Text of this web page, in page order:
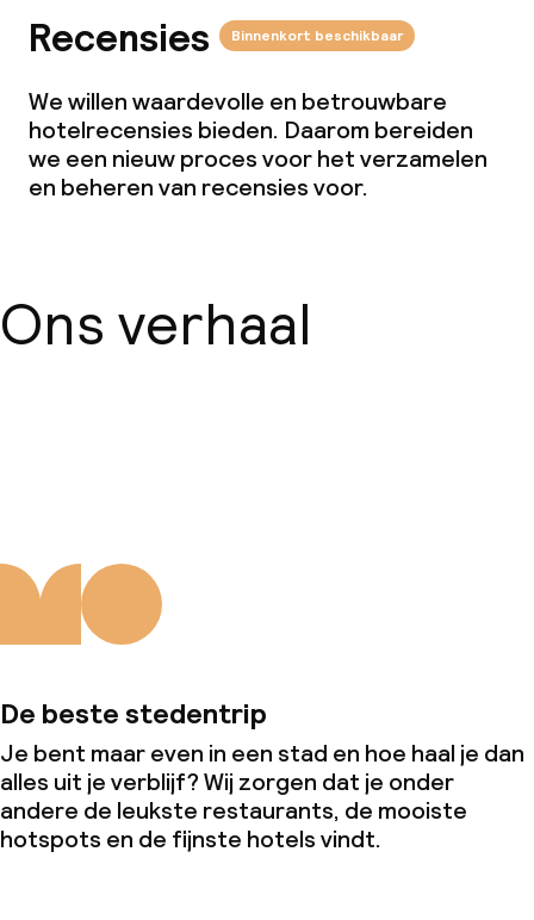
Recensies Binnenkort beschikbaar
We willen waardevolle en betrouwbare
hotelrecensies bieden. Daarom bereiden
we een nieuw proces voor het verzamelen
en beheren van recensies voor.
Ons verhaal
De beste stedentrip
Je bent maar even in een stad en hoe haal je dan
alles uit je verblijf? Wij zorgen dat je onder
andere de leukste restaurants, de mooiste
hotspots en de fijnste hotels vindt.